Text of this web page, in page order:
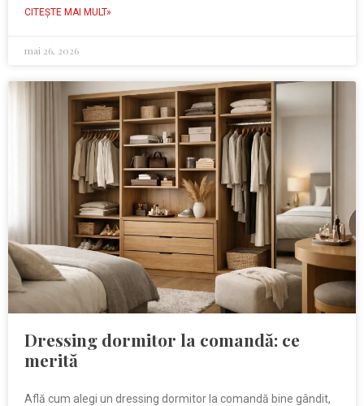
CITEŞTE MAI MULT»
mai 26, 2026
Dressing dormitor la comandă: ce
merită
Află cum alegi un dressing dormitor la comandă bine gândit,